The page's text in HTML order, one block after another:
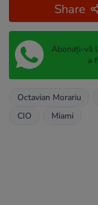
Share
Abonați-vă
a
Octavian Morariu
CIO
Miami